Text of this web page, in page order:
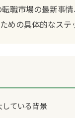
職市場の最新事
めの具体的なステ
している背景